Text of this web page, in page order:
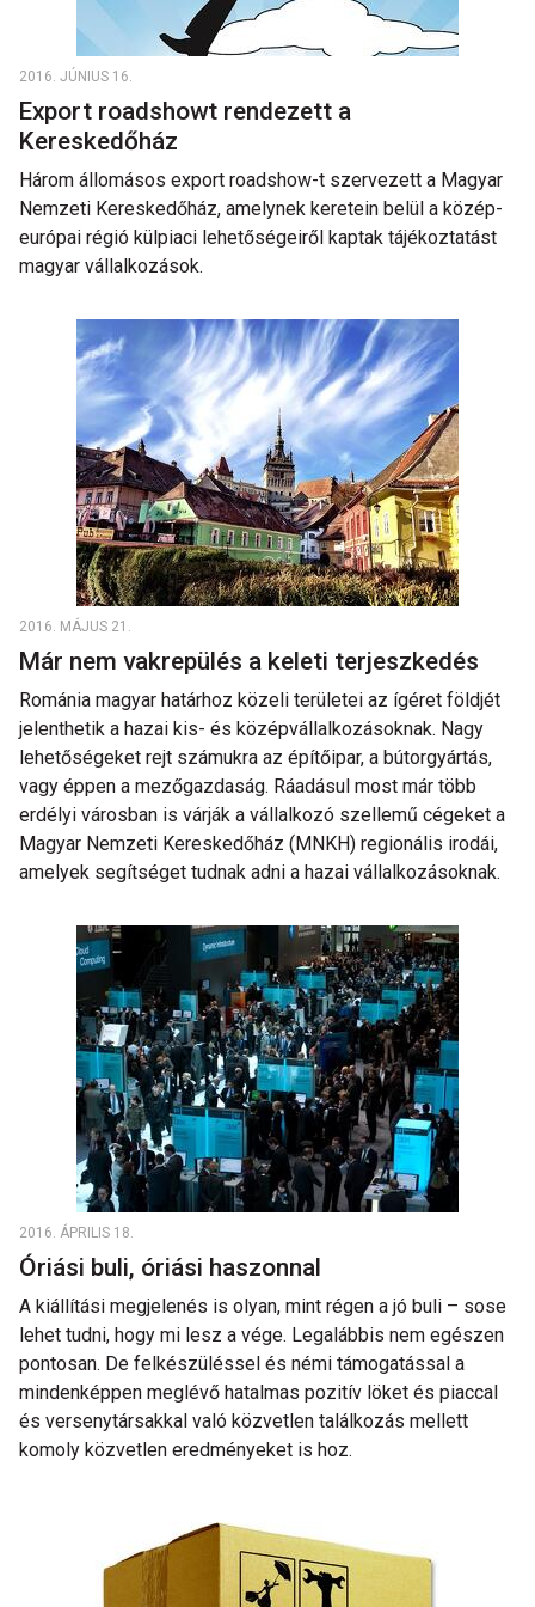
2016. JÚNIUS 16.
Export roadshowt rendezett a
Kereskedőház
Három állomásos export roadshow-t szervezett a Magyar
Nemzeti Kereskedőház, amelynek keretein belül a közép-
európai régió külpiaci lehetőségeiről kaptak tájékoztatást
magyar vállalkozások.
2016. MÁJUS 21.
Már nem vakrepülés a keleti terjeszkedés
Románia magyar határhoz közeli területei az ígéret földjét
jelenthetik a hazai kis- és középvállalkozásoknak. Nagy
lehetőségeket rejt számukra az építőipar, a bútorgyártás,
vagy éppen a mezőgazdaság. Ráadásul most már több
erdélyi városban is várják a vállalkozó szellemű cégeket a
Magyar Nemzeti Kereskedőház (MNKH) regionális irodái,
amelyek segítséget tudnak adni a hazai vállalkozásoknak.
2016. ÁPRILIS 18.
Óriási buli, óriási haszonnal
A kiállítási megjelenés is olyan, mint régen a jó buli – sose
lehet tudni, hogy mi lesz a vége. Legalábbis nem egészen
pontosan. De felkészüléssel és némi támogatással a
mindenképpen meglévő hatalmas pozitív löket és piaccal
és versenytársakkal való közvetlen találkozás mellett
komoly közvetlen eredményeket is hoz.